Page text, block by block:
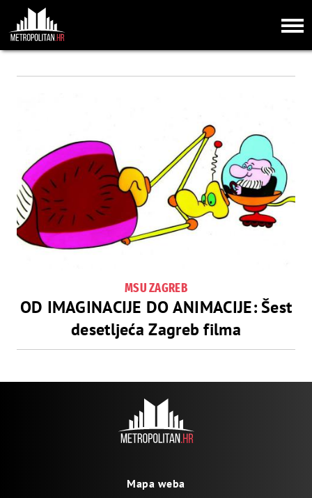
MSU ZAGREB
OD IMAGINACIJE DO ANIMACIJE: Šest
desetljeća Zagreb filma
Mapa weba